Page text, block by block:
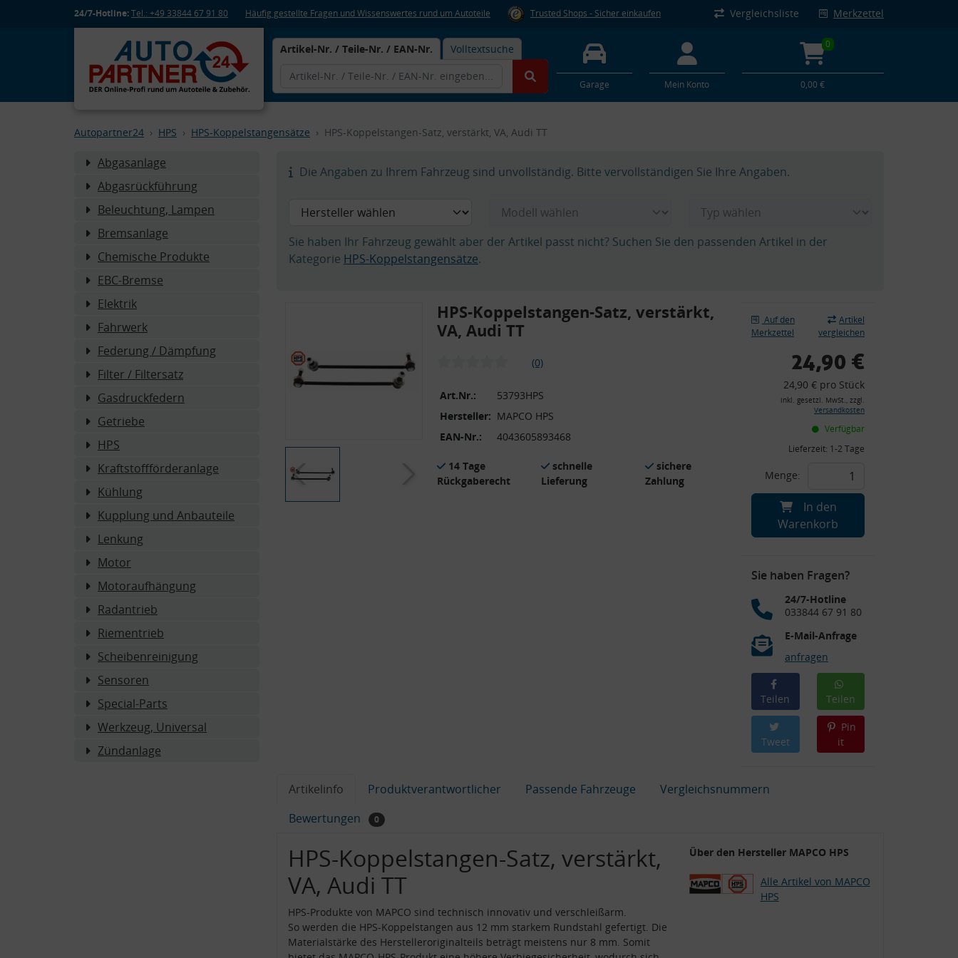
24/7-Hotline:Tel.: +49 33844 67 91 80 Häufig gestellte Fragen und Wissenswertes rund um Autoteile Trusted Shops - Sicher einkaufen Vergleichsliste Merkzettel
Artikel-Nr. / Teile-Nr. / EAN-Nr. Volltextsuche
Garage Mein Konto
0
0,00 €
Autopartner24 HPS HPS-Koppelstangensätze HPS-Koppelstangen-Satz, verstärkt, VA, Audi TT
Abgasanlage
Abgasrückführung
Beleuchtung, Lampen
Bremsanlage
Chemische Produkte
EBC-Bremse
Elektrik
Fahrwerk
Federung / Dämpfung
Filter / Filtersatz
Gasdruckfedern
Getriebe
HPS
Kraftstoffförderanlage
Kühlung
Kupplung und Anbauteile
Lenkung
Motor
Motoraufhängung
Radantrieb
Riementrieb
Scheibenreinigung
Sensoren
Special-Parts
Werkzeug, Universal
Zündanlage
Die Angaben zu Ihrem Fahrzeug sind unvollständig. Bitte vervollständigen Sie Ihre Angaben.
Sie haben Ihr Fahrzeug gewählt aber der Artikel passt nicht? Suchen Sie den passenden Artikel in der
Kategorie HPS-Koppelstangensätze.
HPS-Koppelstangen-Satz, verstärkt,
VA, Audi TT
(0)
Art.Nr.:
53793HPS
Hersteller: MAPCO HPS
EAN-Nr.:
4043605893468
14 Tage
Rückgaberecht
schnelle
Lieferung
sichere
Zahlung
Auf den
Merkzettel
Artikel
vergleichen
24,90 €
24,90 € pro Stück
inkl. gesetzl. MwSt., zzgl.
Versandkosten
Verfügbar
Lieferzeit: 1-2 Tage
Menge:
In den
Warenkorb
Sie haben Fragen?
24/7-Hotline
033844 67 91 80
E-Mail-Anfrage
anfragen
Teilen Teilen
Tweet
Pin
it
Artikelinfo Produktverantwortlicher Passende Fahrzeuge
Vergleichsnummern
Bewertungen
0
HPS-Koppelstangen-Satz, verstärkt,
VA, Audi TT
HPS-Produkte von MAPCO sind technisch innovativ und verschleißarm.
So werden die HPS-Koppelstangen aus 12 mm starkem Rundstahl gefertigt. Die
Materialstärke des Herstelleroriginalteils beträgt meistens nur 8 mm. Somit
Über den Hersteller MAPCO HPS
Alle Artikel von MAPCO
HPS